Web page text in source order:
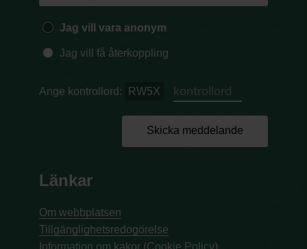
Jag vill vara anonym
Jag vill få återkoppling
Ange kontrollord: RW5X
Skicka meddelande
Länkar
Om webbplatsen
Tillgänglighetsredogörelse
Information om kakor (Cookie Policy)